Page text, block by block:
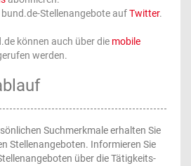
Stellenangebote aufTwitter.
können auch über die mobile
werden.
Suchmerkmale erhalten Sie
Stellenangeboten. Informieren Sie
über die Tätigkeits-